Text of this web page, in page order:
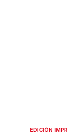
EDICIÓN